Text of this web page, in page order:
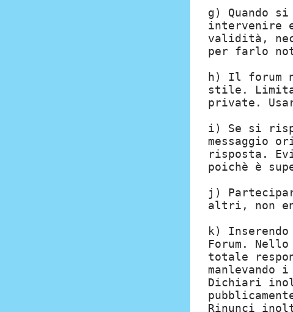
g) Quando
intervenire
validità,
per farlo
h) Il forum
stile.
private.
i) Se si
messaggio
risposta.
poichè è
j)
altri, non
k)
Forum.
totale
Dichiari
Rinunci